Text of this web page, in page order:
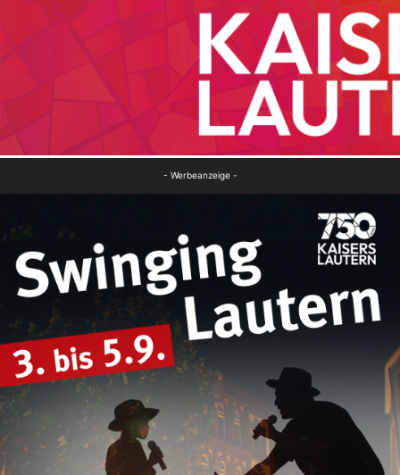
- Werbeanzeige -